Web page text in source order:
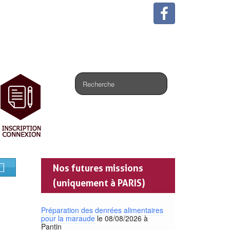
Nos futures missions
(uniquement à PARIS)
Préparation des denrées alimentaires
pour la maraudele 08/08/2026 à
Pantin